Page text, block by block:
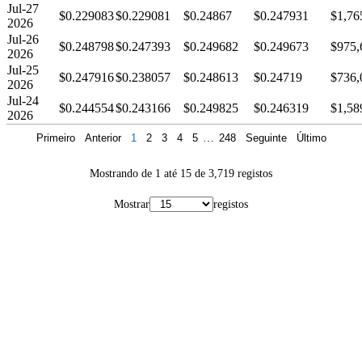
Jul-27
2026
$0.229083$0.229081 $0.24867 $0.247931
Jul-26
2026
$0.248798$0.247393 $0.249682 $0.249673
Jul-25
2026
$0.247916$0.238057 $0.248613 $0.24719
Jul-24
2026
$0.244554$0.243166 $0.249825 $0.246319
Mostrando de 1 até 15 de 3,719 registos
Mostrar registos
Primeiro Anterior 1 2 3 4 5 248 Seguinte Último